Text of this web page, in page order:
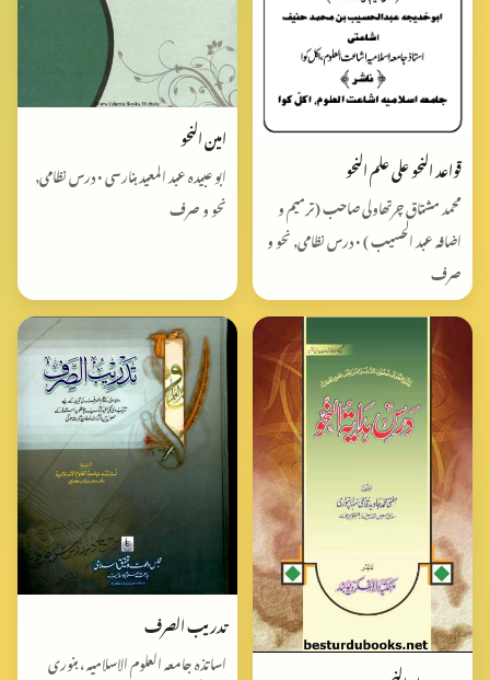
قواعد النحو علی علم النحو
محمد مشتاق چرتھاولی صاحب (ترمیم و
اضافہ عبد الحسیب ) • درس نظامی, نحو و
صرف
امین النحو
ابو عبیدہ عبد المعید بنارسی • درس نظامی,
نحو و صرف
تدریب الصرف
اساتذہ جامعہ العلوم‌ الاسلامیہ ، بنوری